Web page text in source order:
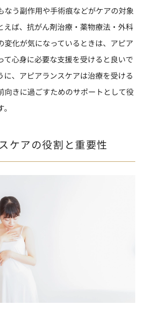
なう副作用や手術痕などがケアの対象
えば、抗がん剤治療・薬物療法・外科
変化が気になっているときは、アピア
て心身に必要な支援を受けると良いで
に、アピアランスケアは治療を受ける
向きに過ごすためのサポートとして役
ケアの役割と重要性